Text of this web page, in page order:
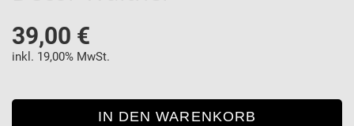
39,00 €
inkl. 19,00% MwSt.
IN DEN WARENKORB